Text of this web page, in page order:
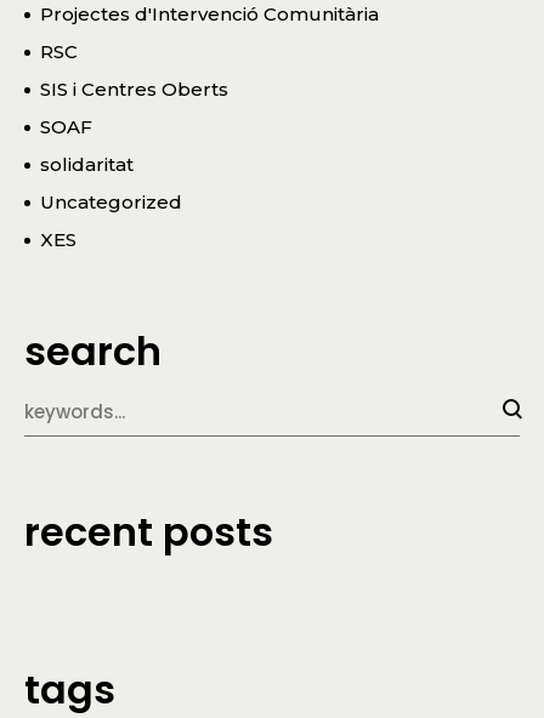
Projectes d'Intervenció Comunitària
RSC
SIS i Centres Oberts
SOAF
solidaritat
Uncategorized
XES
search
recent posts
tags